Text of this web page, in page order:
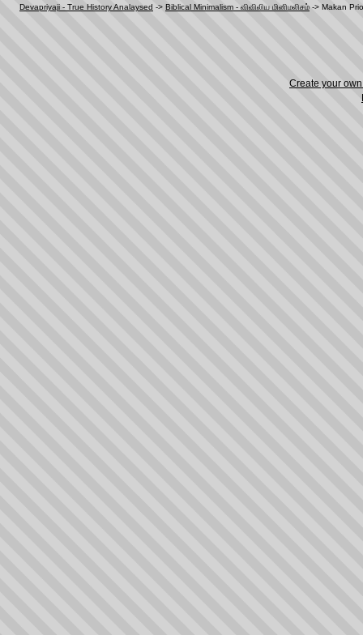
Devapriyaji - True History Analaysed -> Biblical Minimalism - விவிலிய மினிமலிசம் -> Makan
Create your